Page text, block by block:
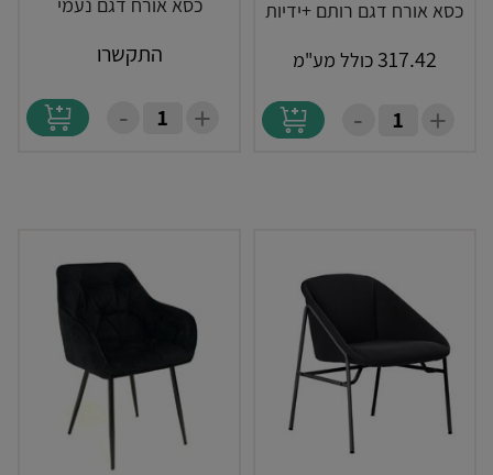
כסא אורח דגם רותם +ידיות
317.42 כולל מע"מ
+
-
התקשרו
+
-